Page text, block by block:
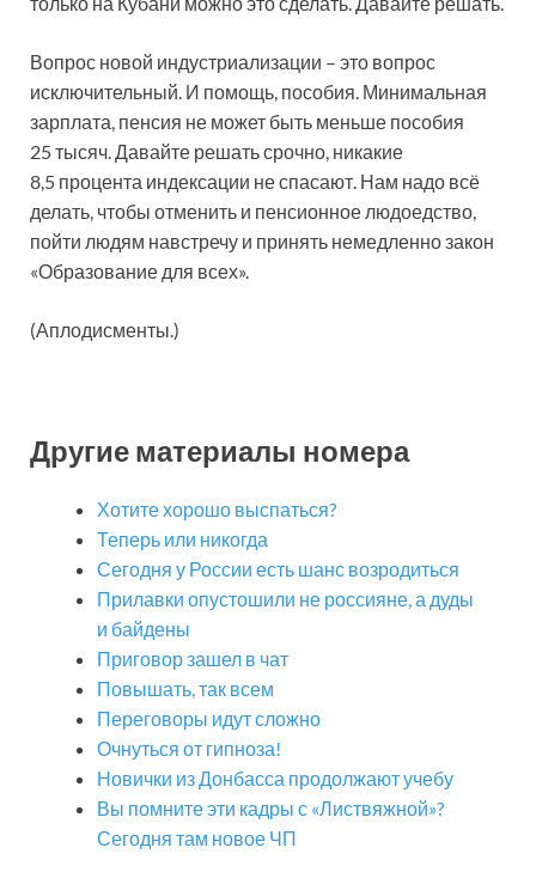
Вопрос новой индустриализации – это вопрос
исключительный. И помощь, пособия. Минимальная
зарплата, пенсия не может быть меньше пособия
25 тысяч. Давайте решать срочно, никакие
8,5 процента индексации не спасают. Нам надо всё
делать, чтобы отменить и пенсионное людоедство,
пойти людям навстречу и принять немедленно закон
«Образование для всех».
(Аплодисменты.)
Другие материалы номера
Хотите хорошо выспаться?
Теперь или никогда
Сегодня у России есть шанс возродиться
Прилавки опустошили не россияне, а дуды
и байдены
Приговор зашел в чат
Повышать, так всем
Переговоры идут сложно
Очнуться от гипноза!
Новички из Донбасса продолжают учебу
Вы помните эти кадры с «Листвяжной»?
Сегодня там новое ЧП